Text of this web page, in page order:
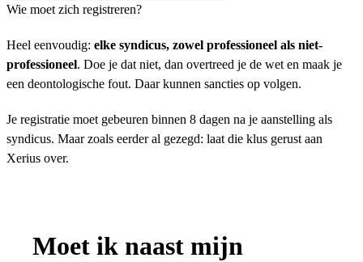
Wie moet zich registreren?
Heel eenvoudig: elke syndicus, zowel professioneel als niet-
professioneel. Doe je dat niet, dan overtreed je de wet en maak je
een deontologische fout. Daar kunnen sancties op volgen.
Je registratie moet gebeuren binnen 8 dagen na je aanstelling als
syndicus. Maar zoals eerder al gezegd: laat die klus gerust aan
Xerius over.
Moet ik naast mijn